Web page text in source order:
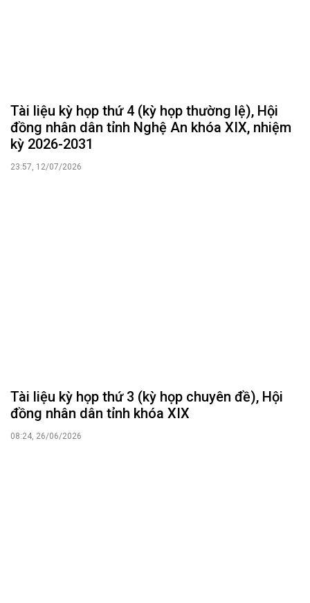
Tài liệu kỳ họp thứ 4 (kỳ họp thường lệ), Hội
đồng nhân dân tỉnh Nghệ An khóa XIX, nhiệm
kỳ 2026-2031
23:57, 12/07/2026
Tài liệu kỳ họp thứ 3 (kỳ họp chuyên đề), Hội
đồng nhân dân tỉnh khóa XIX
08:24, 26/06/2026